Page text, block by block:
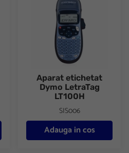
Aparat etichetat
Dymo LetraTag
LT100H
SIS006
Adauga in cos